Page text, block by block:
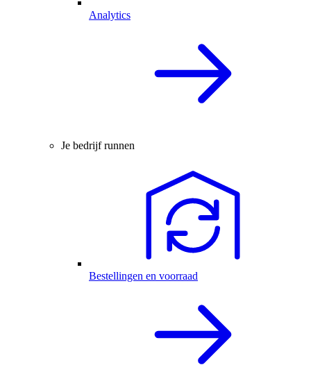
Analytics
Je bedrijf runnen
Bestellingen en voorraad